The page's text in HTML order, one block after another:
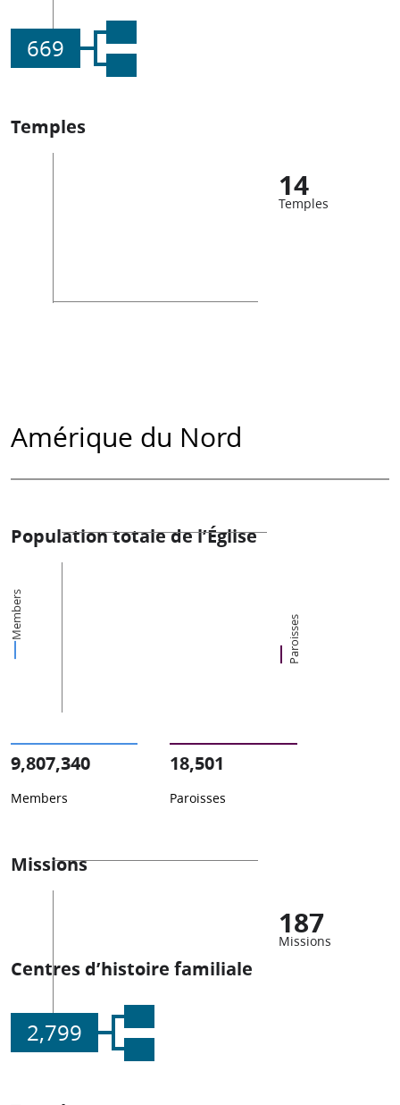
669
Temples
14
Temples
Amérique du Nord
Population totale de l’Église
Members Paroisses
9,807,340
Members
18,501
Paroisses
Missions
187
Missions
Centres d’histoire familiale
2,799